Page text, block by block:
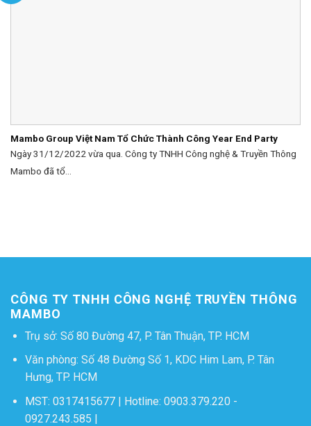
Mambo Group Việt Nam Tổ Chức Thành Công Year End Party
Ngày 31/12/2022 vừa qua. Công ty TNHH Công nghệ & Truyền Thông
Mambo đã tổ...
CÔNG TY TNHH CÔNG NGHỆ TRUYỀN THÔNG
MAMBO
Trụ sở: Số 80 Đường 47, P. Tân Thuận, TP. HCM
Văn phòng: Số 48 Đường Số 1, KDC Him Lam, P. Tân
Hưng, TP. HCM
MST: 0317415677 | Hotline: 0903.379.220-
0927.243.585 |